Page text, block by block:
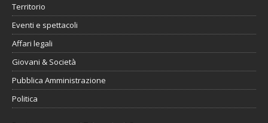
Territorio
Eventi e spettacoli
Affari legali
Giovani & Società
Pubblica Amministrazione
Politica